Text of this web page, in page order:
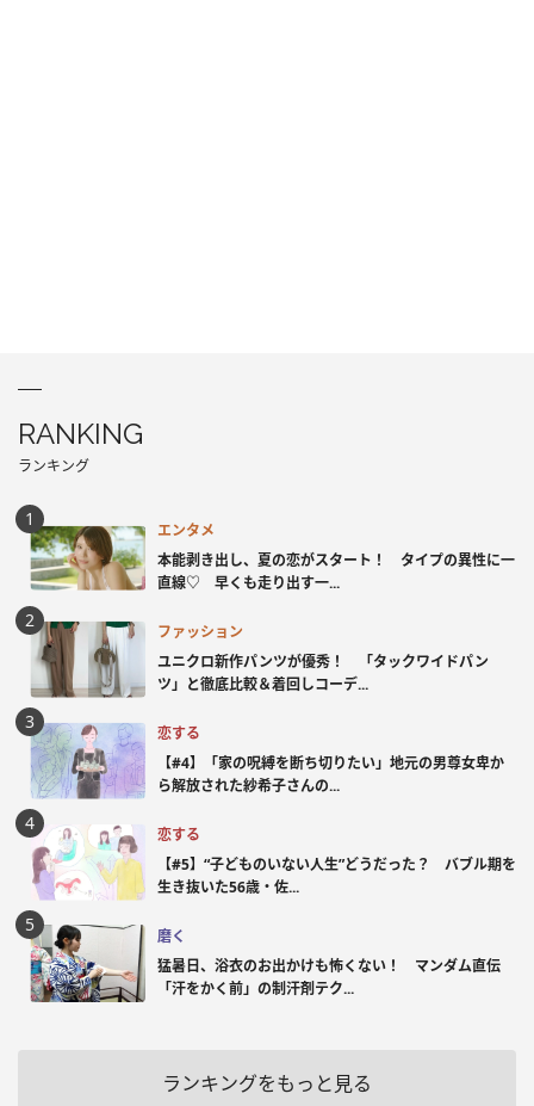
RANKING
ランキング
エンタメ
本能剥き出し、夏の恋がスタート！ タイプの異性に一
直線♡ 早くも走り出す一...
ファッション
ユニクロ新作パンツが優秀！ 「タックワイドパン
ツ」と徹底比較＆着回しコーデ...
恋する
【#4】「家の呪縛を断ち切りたい」地元の男尊女卑か
ら解放された紗希子さんの...
恋する
【#5】“子どものいない人生”どうだった？ バブル期を
生き抜いた56歳・佐...
磨く
猛暑日、浴衣のお出かけも怖くない！ マンダム直伝
「汗をかく前」の制汗剤テク...
ランキングをもっと見る